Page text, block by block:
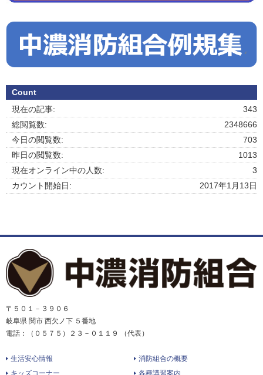
Count
343
現在の記事:
2348666
総閲覧数:
703
今日の閲覧数:
1013
昨日の閲覧数:
3
現在オンライン中の人数:
2017年1月13日
カウント開始日:
〒５０１－３９０６
岐阜県 関市 西欠ノ下 ５番地
電話：（０５７５）２３－０１１９ （代表）
生活安心情報
消防組合の概要
キッズコーナー
各種講習案内